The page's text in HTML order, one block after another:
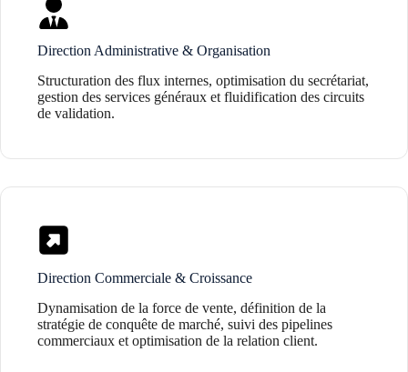
Direction Administrative & Organisation
Structuration des flux internes, optimisation du secrétariat,
gestion des services généraux et fluidification des circuits
de validation.
Direction Commerciale & Croissance
Dynamisation de la force de vente, définition de la
stratégie de conquête de marché, suivi des pipelines
commerciaux et optimisation de la relation client.